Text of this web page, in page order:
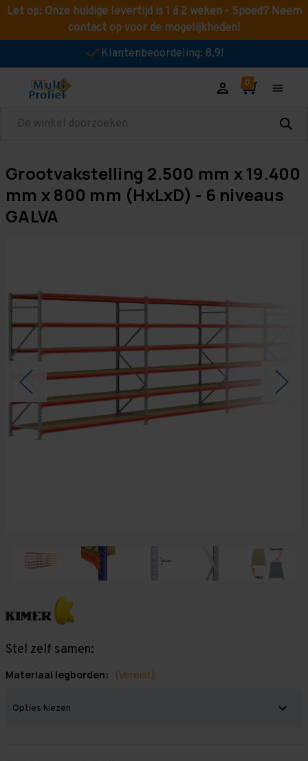
Let op: Onze huidige levertijd is 1 á 2 weken - Spoed? Neem
contact op voor de mogelijkheden!
Klantenbeoordeling: 8,9!
Zoeken
Grootvakstelling 2.500 mm x 19.400
mm x 800 mm (HxLxD) - 6 niveaus
GALVA
Stel zelf samen:
Materiaal legborden: (Vereist)